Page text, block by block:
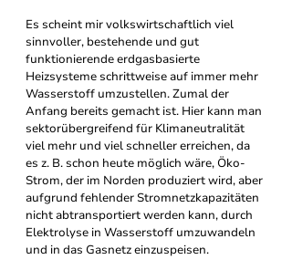
Es scheint mir volkswirtschaftlich viel
sinnvoller, bestehende und gut
funktionierende erdgasbasierte
Heizsysteme schrittweise auf immer mehr
Wasserstoff umzustellen. Zumal der
Anfang bereits gemacht ist. Hier kann man
sektorübergreifend für Klimaneutralität
viel mehr und viel schneller erreichen, da
es z. B. schon heute möglich wäre, Öko-
Strom, der im Norden produziert wird, aber
aufgrund fehlender Stromnetzkapazitäten
nicht abtransportiert werden kann, durch
Elektrolyse in Wasserstoff umzuwandeln
und in das Gasnetz einzuspeisen.